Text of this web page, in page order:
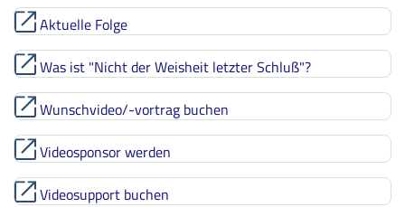
Aktuelle Folge
Was ist "Nicht der Weisheit letzter Schluß"?
Wunschvideo/-vortrag buchen
Videosponsor werden
Videosupport buchen